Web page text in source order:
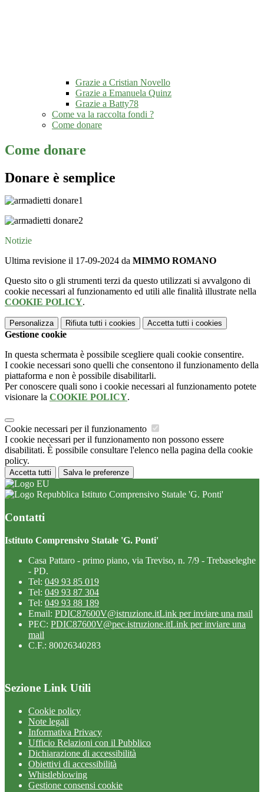
Grazie a Cristian Novello
Grazie a Emanuela Quinz
Grazie a Batty78
Come va la raccolta fondi ?
Come donare
Come donare
Donare è semplice
Notizie
Ultima revisione il 17-09-2024 da MIMMO ROMANO
Questo sito o gli strumenti terzi da questo utilizzati si avvalgono di
cookie necessari al funzionamento ed utili alle finalità illustrate nella
COOKIE POLICY.
Personalizza Rifiuta tutti i cookies Accetta tutti i cookies
Gestione cookie
In questa schermata è possibile scegliere quali cookie consentire.
I cookie necessari sono quelli che consentono il funzionamento della
piattaforma e non è possibile disabilitarli.
Per conoscere quali sono i cookie necessari al funzionamento potete
visionare la COOKIE POLICY.
Cookie necessari per il funzionamento
I cookie necessari per il funzionamento non possono essere
disabilitati. È possibile consultare l'elenco nella pagina della cookie
policy.
Accetta tutti Salva le preferenze
Istituto Comprensivo Statale 'G. Ponti'
Contatti
Istituto Comprensivo Statale 'G. Ponti'
Casa Pattaro - primo piano, via Treviso, n. 7/9 - Trebaseleghe
- PD.
Tel: 049 93 85 019
Tel: 049 93 87 304
Tel: 049 93 88 189
Email: PDIC87600V@istruzione.itLink per inviare una mail
PEC: PDIC87600V@pec.istruzione.itLink per inviare una
mail
C.F.: 80026340283
Sezione Link Utili
Cookie policy
Note legali
Informativa Privacy
Ufficio Relazioni con il Pubblico
Dichiarazione di accessibilità
Obiettivi di accessibilità
Whistleblowing
Gestione consensi cookie